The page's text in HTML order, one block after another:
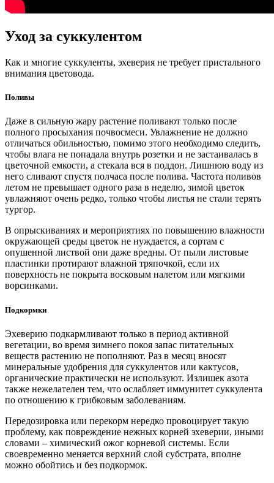
Уход за суккулентом
Как и многие суккуленты, эхеверия не требует пристального
внимания цветовода.
Поливы
Даже в сильную жару растение поливают только после
полного просыхания почвосмеси. Увлажнение не должно
отличаться обильностью, помимо этого необходимо следить,
чтобы влага не попадала внутрь розетки и не застаивалась в
цветочной емкости, а стекала вся в поддон. Лишнюю воду из
него сливают спустя полчаса после полива. Частота поливов
летом не превышает одного раза в неделю, зимой цветок
увлажняют очень редко, только чтобы листья не стали терять
тургор.
В опрыскиваниях и мероприятиях по повышению влажности
окружающей среды цветок не нуждается, а сортам с
опушенной листвой они даже вредны. От пыли листовые
пластинки протирают влажной тряпочкой, если их
поверхность не покрыта восковым налетом или мягкими
ворсинками.
Подкормки
Эхеверию подкармливают только в период активной
вегетации, во время зимнего покоя запас питательных
веществ растению не пополняют. Раз в месяц вносят
минеральные удобрения для суккулентов или кактусов,
органические практически не используют. Излишек азота
также нежелателен тем, что ослабляет иммунитет суккулента
по отношению к грибковым заболеваниям.
Передозировка или перекорм нередко провоцирует такую
проблему, как повреждение нежных корней эхеверии, иными
словами – химический ожог корневой системы. Если
своевременно меняется верхний слой субстрата, вполне
можно обойтись и без подкормок.